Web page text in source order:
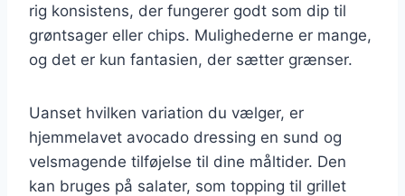
rig konsistens, der fungerer godt som dip til
grøntsager eller chips. Mulighederne er mange,
og det er kun fantasien, der sætter grænser.
Uanset hvilken variation du vælger, er
hjemmelavet avocado dressing en sund og
velsmagende tilføjelse til dine måltider. Den
kan bruges på salater, som topping til grillet